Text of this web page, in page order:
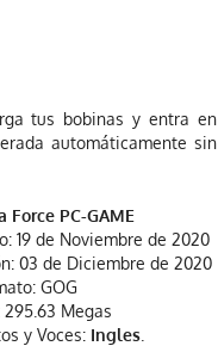
tus bobinas y entra en
automáticamente sin
Force PC-GAME
19 de Noviembre de 2020
03 de Diciembre de 2020
GOG
295.63 Megas
y Voces: Ingles